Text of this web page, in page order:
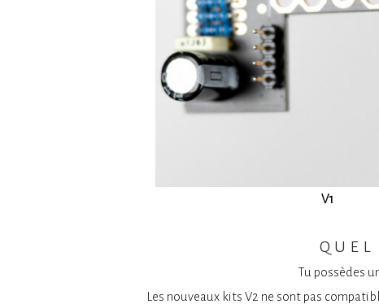
quel
Tu possèdes
Les nouveaux kits V2 ne sont pas